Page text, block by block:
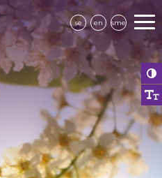
se en sme